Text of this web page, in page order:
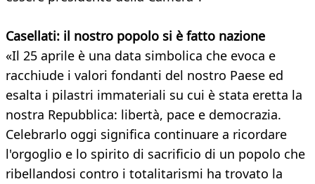
Casellati: il nostro popolo si è fatto nazione
«Il 25 aprile è una data simbolica che evoca e
racchiude i valori fondanti del nostro Paese ed
esalta i pilastri immateriali su cui è stata eretta la
nostra Repubblica: libertà, pace e democrazia.
Celebrarlo oggi significa continuare a ricordare
l'orgoglio e lo spirito di sacrificio di un popolo che
ribellandosi contro i totalitarismi ha trovato la